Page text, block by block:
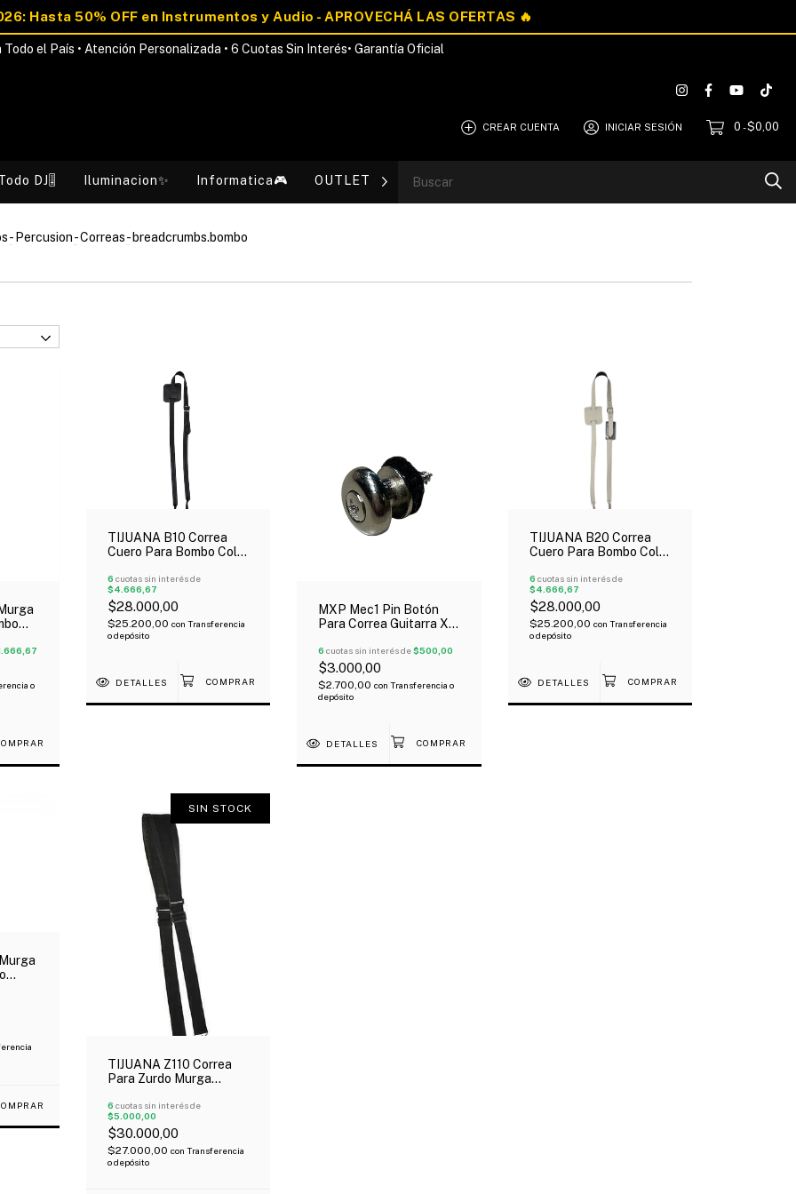
Todo el País • Atención Personalizada • 6 Cuotas Sin Interés• Garantía Oficial
CREAR CUENTA INICIAR SESIÓN 0 -$0,00
DJ🎚️ Iluminacion✨ Informatica🎮 OUTLET💰 Blog
- Percusion-Correas- breadcrumbs.bombo
o
TIJUANA B10 Correa
Cuero Para Bombo Color
6 cuotas sin interés de
$4.666,67
$28.000,00
$25.200,00 con Transferencia
o depósito
DETALLES
MXP Mec1 Pin Botón
Para Correa Guitarra X
6 cuotas sin interés de$500,00
$3.000,00
$2.700,00 con Transferencia o
depósito
DETALLES
TIJUANA B20 Correa
Cuero Para Bombo Color
6 cuotas sin interés de
$4.666,67
$28.000,00
$25.200,00 con Transferencia
o depósito
DETALLES
SIN STOCK
TIJUANA Z110 Correa
Para Zurdo Murga
6 cuotas sin interés de
$5.000,00
$30.000,00
$27.000,00 con Transferencia
o depósito